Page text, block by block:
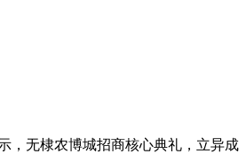
无棣农博城招商核心典礼，立异成